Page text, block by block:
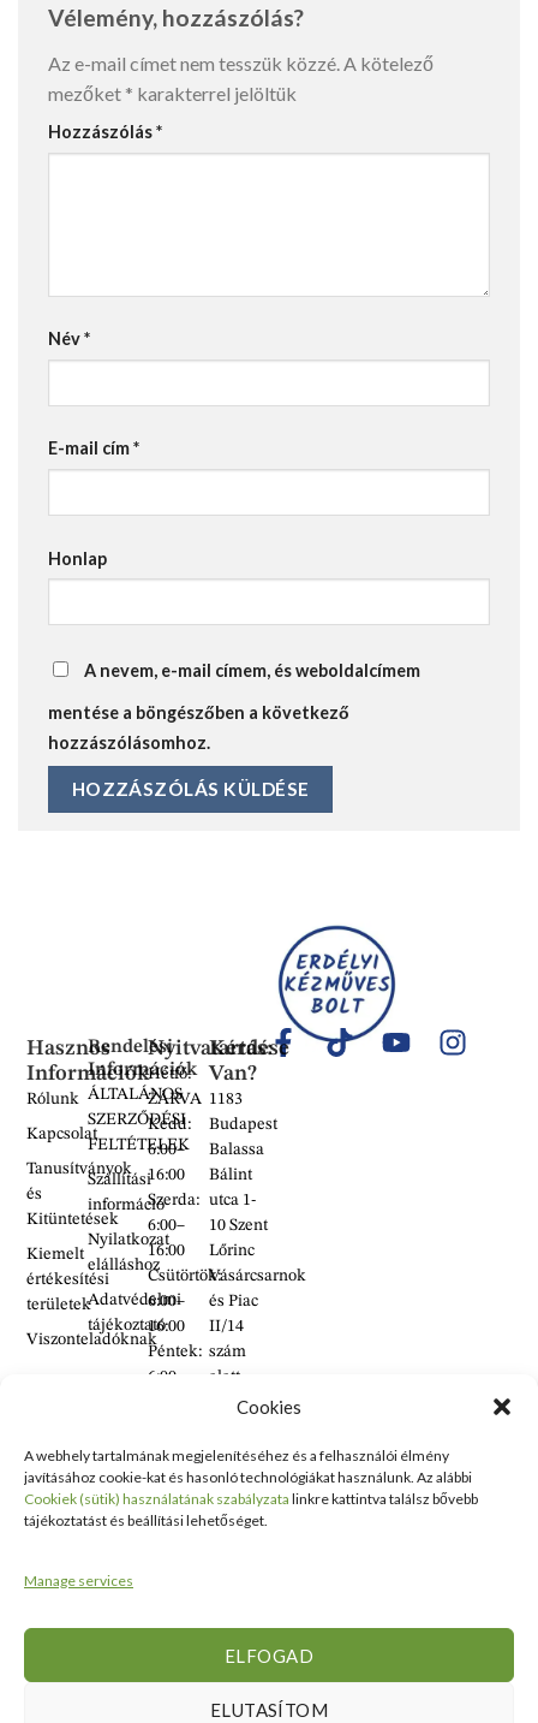
Cookies
A webhely tartalmának megjelenítéséhez és a felhasználói élmény
javításához cookie-kat és hasonló technológiákat használunk. Az alábbi
Cookiek (sütik) használatának szabályzata linkre kattintva találsz bővebb
tájékoztatást és beállítási lehetőséget.
Manage services
ELFOGAD
ELUTASÍTOM
Vélemény, hozzászólás?
Az e-mail címet nem tesszük közzé.A kötelező
mezőket * karakterrel jelöltük
Hozzászólás*
Név*
E-mail cím*
Honlap
A nevem, e-mail címem, és weboldalcímem
mentése a böngészőben a következő
hozzászólásomhoz.
Hasznos
Információk
Rólunk
Kapcsolat
Tanusítványok
és
Kitüntetések
Kiemelt
értékesítési
területek
Viszonteladóknak
Rendelési
Információk
ÁLTALÁNOS
SZERZŐDÉSI
FELTÉTELEK
Szállítási
információ
Nyilatkozat
elálláshoz
Adatvédelmi
tájékoztató
Kérdése
Van?
1183
Budapest
Balassa
Bálint
utca 1-
10 Szent
Lőrinc
Vásárcsarnok
és Piac
II/14
szám
alatt
található
+36 30
938
2626
Nyitvatartás:
Hétfő:
ZÁRVA
Kedd:
6:00–
16:00
Szerda:
6:00–
16:00
Csütörtök:
6:00–
16:00
Péntek:
6:00–
6:00–
14:00
Vasárnap:
ZÁRVA